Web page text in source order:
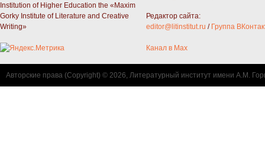
Institution of Higher Education the «Maxim
Gorky Institute of Literature and Creative
Writing»
Редактор сайта:
editor@litinstitut.ru / Группа
Канал в Max
Авторские права (Copyright) © 2026, Литературный институт имени А.М.